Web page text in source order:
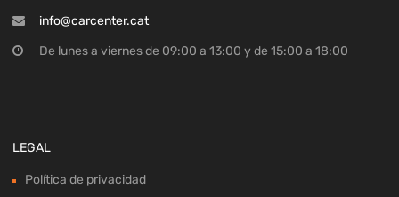
info@carcenter.cat
De lunes a viernes de 09:00 a 13:00 y de 15:00 a 18:00
LEGAL
Política de privacidad